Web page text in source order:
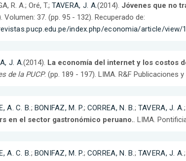
R. A.; Oré, T.; TAVERA, J. A.(2014). Jóvenes que no
Volumen: 37. (pp. 95 - 132). Recuperado de:
index.php/economia/article/view/
J. A.(2014). La economía del internet y los costos
de la PUCP. (pp. 189 - 197). LIMA. R&F Publicaciones
A. C. B.; BONIFAZ, M. P.; CORREA, N. B.; TAVERA, J. A.
en el sector gastronómico peruano.. LIMA.
A. C. B.; BONIFAZ, M. P.; CORREA, N. B.; TAVERA, J. A.